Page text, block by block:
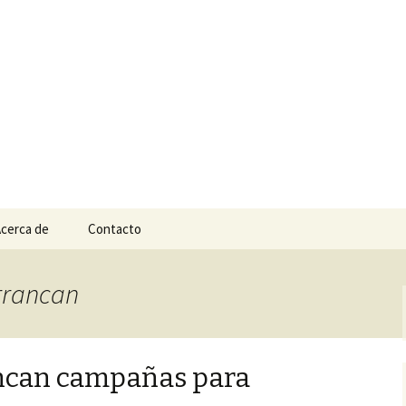
de Contacto
campañas para